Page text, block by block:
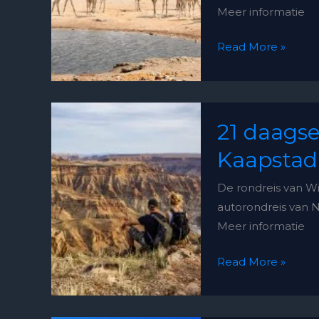
Meer informatie
tour
Read More »
21
Kaapstad
De rondreis van
autorondreis van
Meer informatie
daagse
rondreis
van
Windhoek
naar
Kaapstad
Read More »